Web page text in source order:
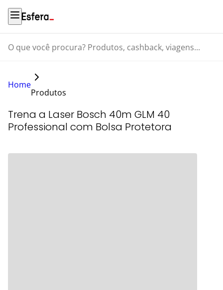
O que você procura? Produtos, cashback, viagens...
Home
Produtos
Trena a Laser Bosch 40m GLM 40
Professional com Bolsa Protetora